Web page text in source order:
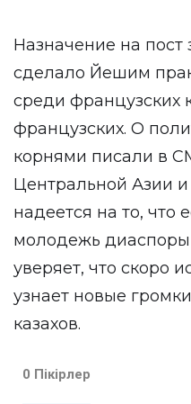
Назначение на пост
сделало Йешим
среди французских
французских. О
корнями писали в
Центральной Азии
надеется на то, что
молодежь
уверяет, что скоро
узнает новые
казахов.
0 Пікірлер